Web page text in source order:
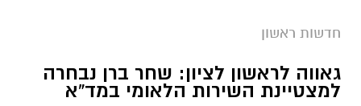
חדשות ראשון
גאווה לראשון לציון: שחר ברן נבחרה
למצטיינת השירות הלאומי במד”א